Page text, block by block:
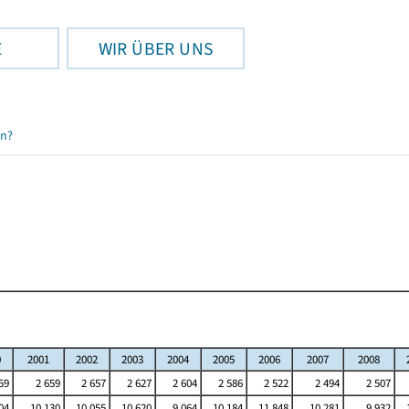
WIR ÜBER UNS
2001 2002 2003 2004 2005 2006 2007 2008
2 659 2 657 2 627 2 604 2 586 2 522 2 494
2 507